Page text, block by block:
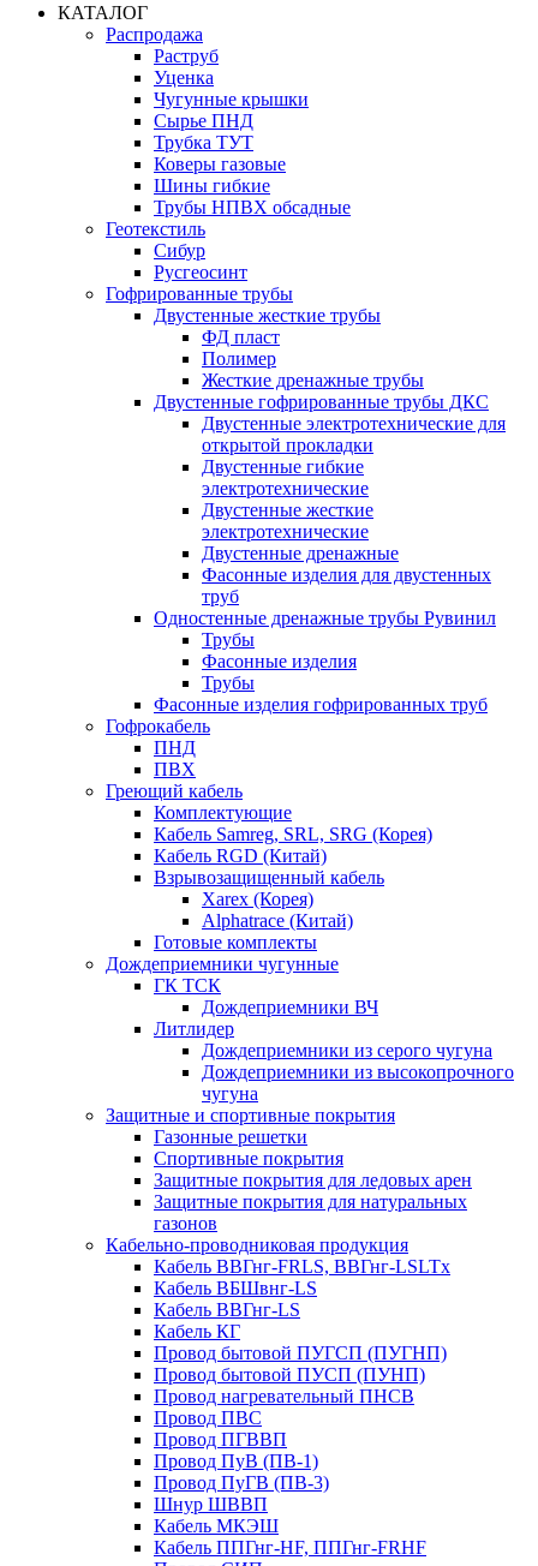
КАТАЛОГ
Распродажа
Раструб
Уценка
Чугунные крышки
Сырье ПНД
Трубка ТУТ
Коверы газовые
Шины гибкие
Трубы НПВХ обсадные
Геотекстиль
Сибур
Русгеосинт
Гофрированные трубы
Двустенные жесткие трубы
ФД пласт
Полимер
Жесткие дренажные трубы
Двустенные гофрированные трубы ДКС
Двустенные электротехнические для
открытой прокладки
Двустенные гибкие
электротехнические
Двустенные жесткие
электротехнические
Двустенные дренажные
Фасонные изделия для двустенных
труб
Одностенные дренажные трубы Рувинил
Трубы
Фасонные изделия
Трубы
Фасонные изделия гофрированных труб
Гофрокабель
ПНД
ПВХ
Греющий кабель
Комплектующие
Кабель Samreg, SRL, SRG (Корея)
Кабель RGD (Китай)
Взрывозащищенный кабель
Xarex (Корея)
Alphatrace (Китай)
Готовые комплекты
Дождеприемники чугунные
ГК ТСК
Дождеприемники ВЧ
Литлидер
Дождеприемники из серого чугуна
Дождеприемники из высокопрочного
чугуна
Защитные и спортивные покрытия
Газонные решетки
Спортивные покрытия
Защитные покрытия для ледовых арен
Защитные покрытия для натуральных
газонов
Кабельно-проводниковая продукция
Кабель ВВГнг-FRLS, ВВГнг-LSLTx
Кабель ВБШвнг-LS
Кабель ВВГнг-LS
Кабель КГ
Провод бытовой ПУГСП (ПУГНП)
Провод бытовой ПУСП (ПУНП)
Провод нагревательный ПНСВ
Провод ПВС
Провод ПГВВП
Провод ПуВ (ПВ-1)
Провод ПуГВ (ПВ-3)
Шнур ШВВП
Кабель МКЭШ
Кабель ППГнг-HF, ППГнг-FRHF